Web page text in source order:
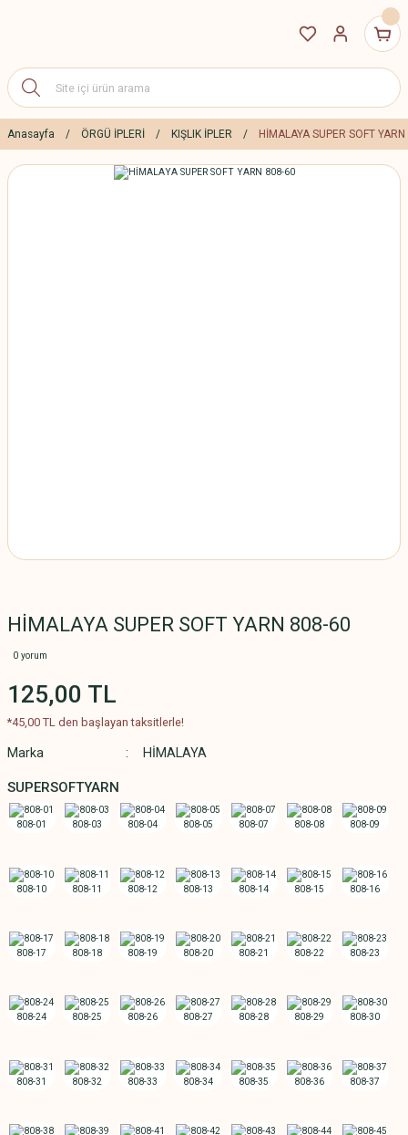
Anasayfa ÖRGÜ İPLERİ KIŞLIK İPLER HİMALAYA SUPER SOFT
HİMALAYA SUPER SOFT YARN 808-60
0 yorum
125,00 TL
*45,00 TL den başlayan taksitlerle!
Marka HİMALAYA
SUPERSOFTYARN